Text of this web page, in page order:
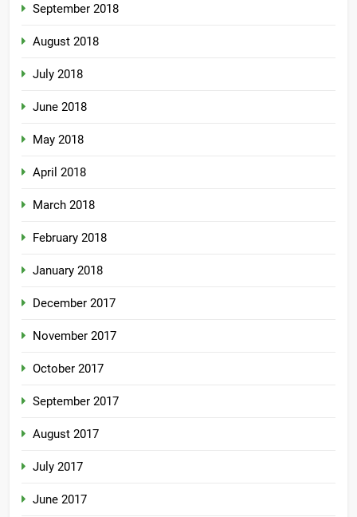
September 2018
August 2018
July 2018
June 2018
May 2018
April 2018
March 2018
February 2018
January 2018
December 2017
November 2017
October 2017
September 2017
August 2017
July 2017
June 2017